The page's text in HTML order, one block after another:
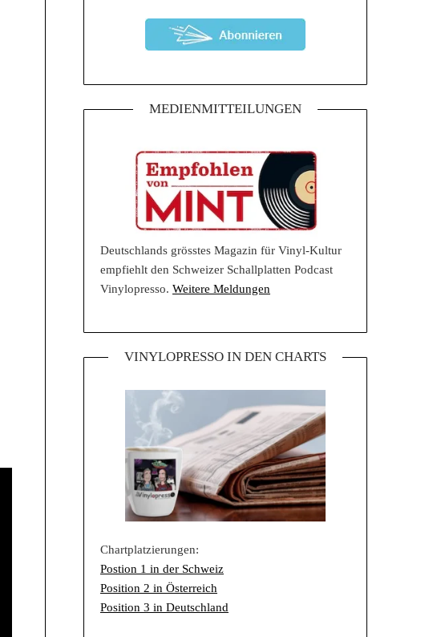
MEDIENMITTEILUNGEN
Deutschlands grösstes Magazin für Vinyl-Kultur
empfiehlt den Schweizer Schallplatten Podcast
Vinylopresso. Weitere Meldungen
VINYLOPRESSO IN DEN CHARTS
Chartplatzierungen:
Postion 1 in der Schweiz
Position 2 in Österreich
Position 3 in Deutschland